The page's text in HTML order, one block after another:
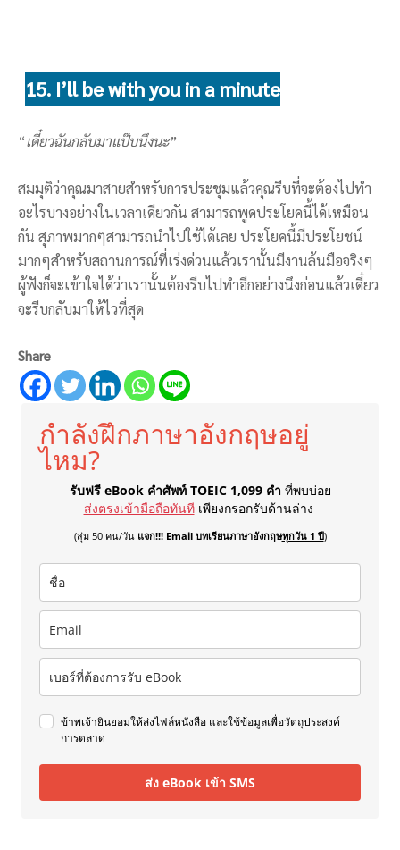
15. I’ll be with you in a minute
“เดี๋ยวฉันกลับมาแป๊บนึงนะ”
สมมุติว่าคุณมาสายสำหรับการประชุมแล้วคุณรีบที่จะต้องไปทำ
อะไรบางอย่างในเวลาเดียวกัน สามารถพูดประโยคนี้ได้เหมือน
กัน สุภาพมากๆสามารถนำไปใช้ได้เลย ประโยคนี้มีประโยชน์
มากๆสำหรับสถานการณ์ที่เร่งด่วนแล้วเรานั้นมีงานล้นมือจริงๆ
ผู้ฟังก็จะเข้าใจได้ว่าเรานั้นต้องรีบไปทำอีกอย่างนึงก่อนแล้วเดี๋ยว
จะรีบกลับมาให้ไวที่สุด
Share
กำลังฝึกภาษาอังกฤษอยู่
ไหม?
รับฟรี eBook คำศัพท์ TOEIC 1,099 คำ ที่พบบ่อย
ส่งตรงเข้ามือถือทันที เพียงกรอกรับด้านล่าง
(สุ่ม 50 คน/วัน แจก!!! Email บทเรียนภาษาอังกฤษทุกวัน 1 ปี)
ข้าพเจ้ายินยอมให้ส่งไฟล์หนังสือ และใช้ข้อมูลเพื่อวัตถุประสงค์
การตลาด
ส่ง eBook เข้า SMS